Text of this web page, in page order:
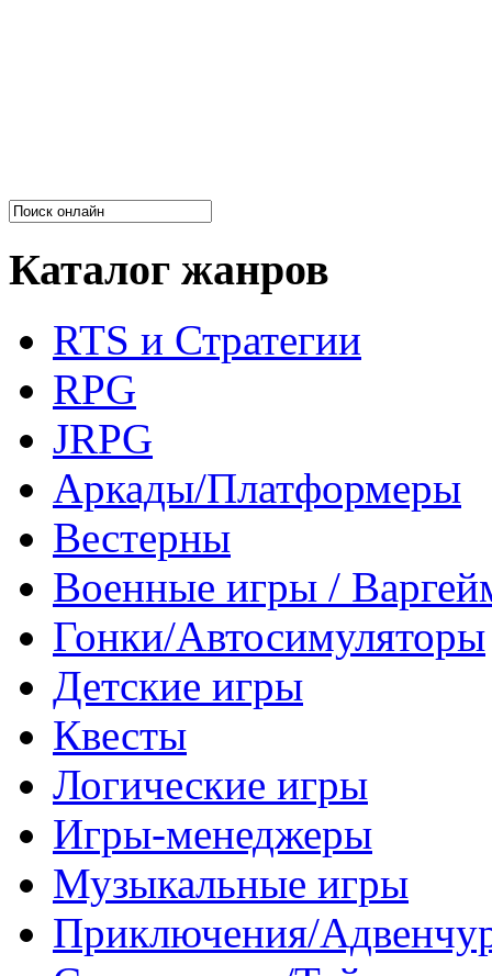
Каталог жанров
RTS и Стратегии
RPG
JRPG
Аркады/Платформеры
Вестерны
Военные игры /
Гонки/Автосимуляторы
Детские игры
Квесты
Логические игры
Игры-менеджеры
Музыкальные игры
Приключения/